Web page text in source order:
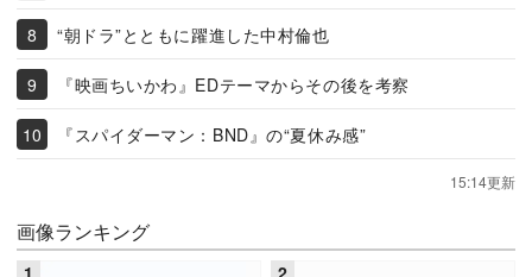
“朝ドラ”とともに躍進した中村倫也
『映画ちいかわ』EDテーマからその後を考察
『スパイダーマン：BND』の“夏休み感”
15:14更新
画像ランキング